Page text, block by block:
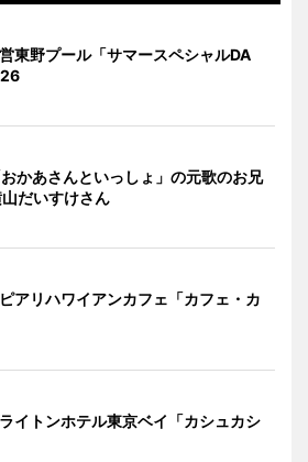
東野プール「サマースペシャルDA
かあさんといっしょ」の元歌のお兄
だいすけさん
アリハワイアンカフェ「カフェ・カ
イトンホテル東京ベイ「カシュカシ